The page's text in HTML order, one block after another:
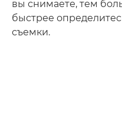
вы снимаете, тем
быстрее
съемки.